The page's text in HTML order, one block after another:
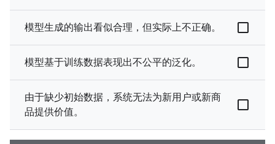
模型生成的输出看似合理，但实际上不正确。
模型基于训练数据表现出不公平的泛化。
由于缺少初始数据，系统无法为新用户或新商
品提供价值。